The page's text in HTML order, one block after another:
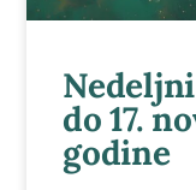
do 17.
godine